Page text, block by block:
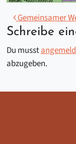
Gemeinsamer
Schreibe
Du musst
abzugeben.